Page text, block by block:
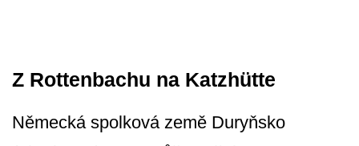
Z Rottenbachu na Katzhütte
Německá spolková země Duryňsko